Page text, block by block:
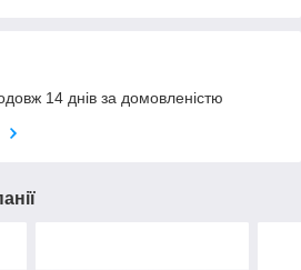
14 днів за домовленістю